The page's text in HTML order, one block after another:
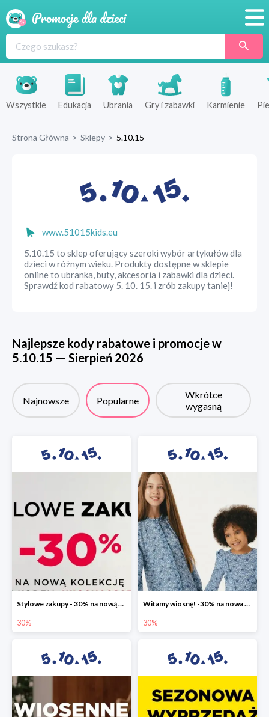
Produkty
Sklepy
Wszystkie Edukacja Ubrania Gry i zabawki Karmienie
Strona Główna > Sklepy > 5.10.15
www.51015kids.eu
5.10.15 to sklep oferujący szeroki wybór artykułów dla
dzieci w różnym wieku. Produkty dostępne w sklepie
online to ubranka, buty, akcesoria i zabawki dla dzieci.
Sprawdź kod rabatowy 5. 10. 15. i zrób zakupy taniej!
Najlepsze kody rabatowe i promocje w
5.10.15 — Sierpień 2026
Najnowsze Popularne
Wkrótce
wygasną
Stylowe zakupy - 30% na nową kolekcję
30%
Witamy wiosnę! -30% na nowa kolekcję
30%